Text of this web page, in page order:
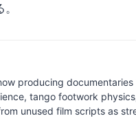
producing documentaries
tango footwork
unused film scripts as